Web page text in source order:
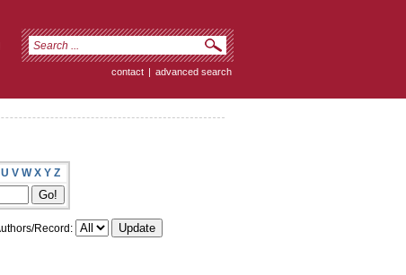
contact | advanced search
U V W X Y Z
Record: